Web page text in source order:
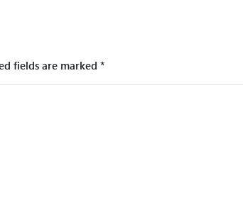
fields are marked *